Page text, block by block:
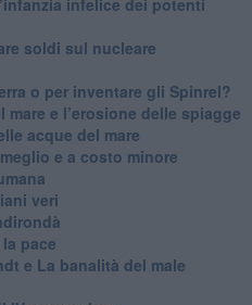
soldi sul nucleare
o per inventare gli Spinrel?
mare e l’erosione delle spiagge
acque del mare
e a costo minore
veri
pace
e La banalità del male